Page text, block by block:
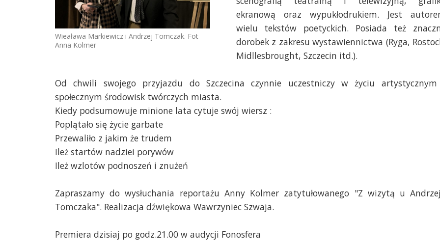
Wieaława Markiewicz i Andrzej Tomczak. Fot
Anna Kolmer
ekranową oraz wypukłodrukiem. Jest
wielu tekstów poetyckich. Posiada też
dorobek z zakresu wystawiennictwa (Ryga,
Midllesbrought, Szczecin itd.).
Od chwili swojego przyjazdu do Szczecina czynnie uczestniczy w życiu
społecznym środowisk twórczych miasta.
Kiedy podsumowuje minione lata cytuje swój wiersz :
Poplątało się życie garbate
Przewaliło z jakim że trudem
Ileż startów nadziei porywów
Ileż wzlotów podnoszeń i znużeń
Zapraszamy do wysłuchania reportażu Anny Kolmer zatytułowanego "Z wizytą u
Tomczaka". Realizacja dźwiękowa Wawrzyniec Szwaja.
Premiera dzisiaj po godz.21.00 w audycji Fonosfera